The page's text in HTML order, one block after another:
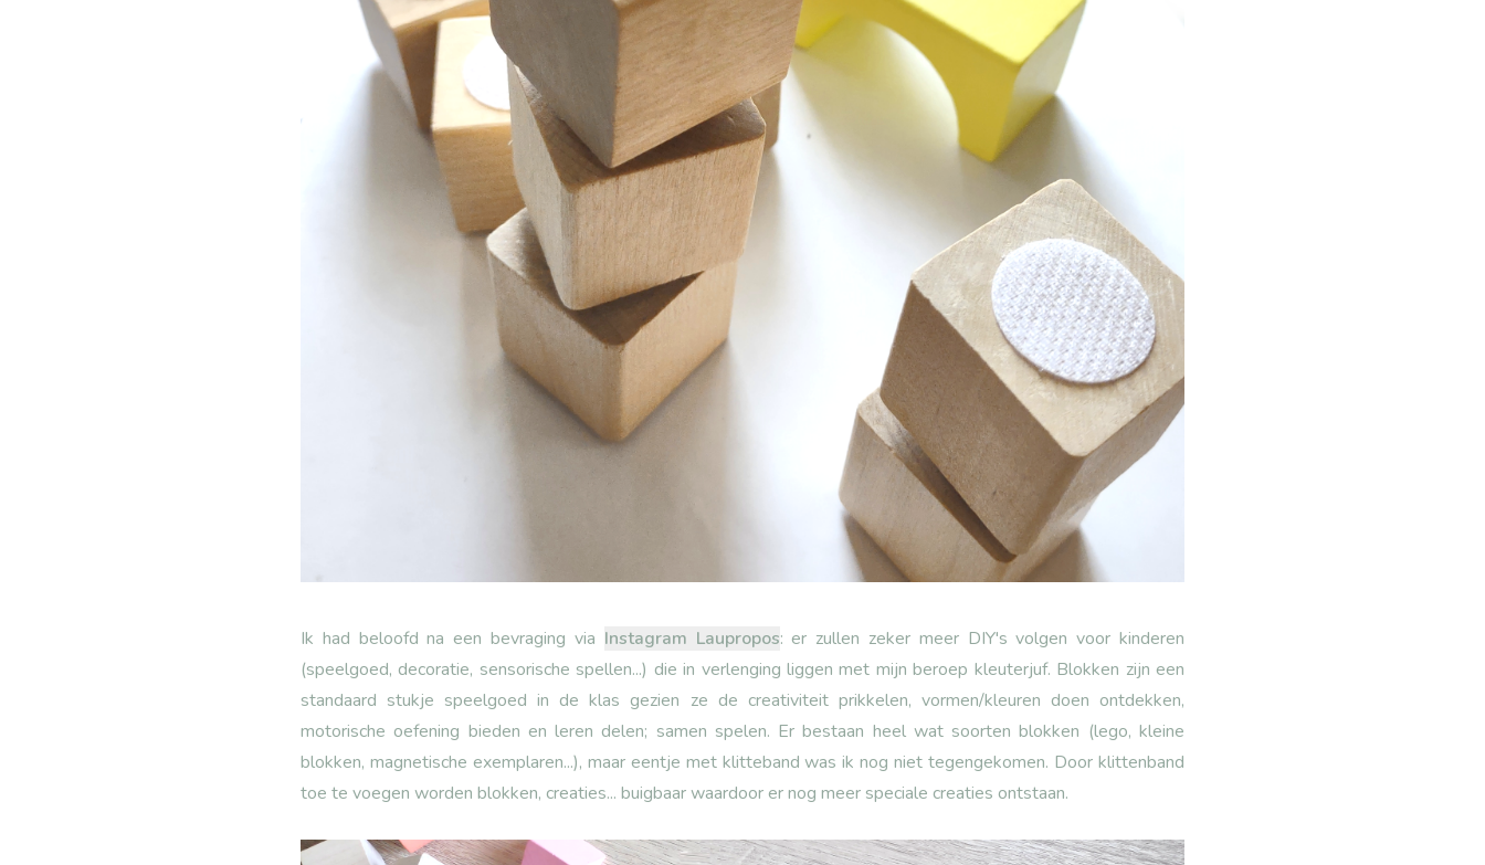
Ik had beloofd na een bevraging via Instagram Laupropos: er zullen zeker meer DIY's volgen voor kinderen
(speelgoed, decoratie, sensorische spellen...) die in verlenging liggen met mijn beroep kleuterjuf. Blokken zijn een
standaard stukje speelgoed in de klas gezien ze de creativiteit prikkelen, vormen/kleuren doen ontdekken,
motorische oefening bieden en leren delen; samen spelen. Er bestaan heel wat soorten blokken (lego, kleine
blokken, magnetische exemplaren...), maar eentje met klitteband was ik nog niet tegengekomen. Door klittenband
toe te voegen worden blokken, creaties... buigbaar waardoor er nog meer speciale creaties ontstaan.